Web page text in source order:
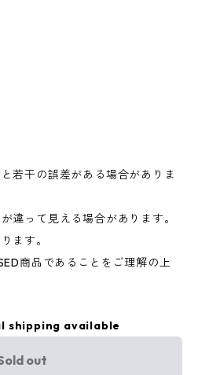
若干の誤差がある場合がありま
違って見える場合があります。
ます。
商品であることをご理解の上
shipping available
out